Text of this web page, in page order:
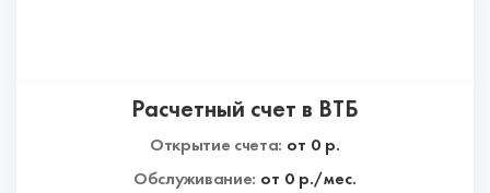
Расчетный счет в ВТБ
Открытие счета: от 0 р.
Обслуживание: от 0р./мес.